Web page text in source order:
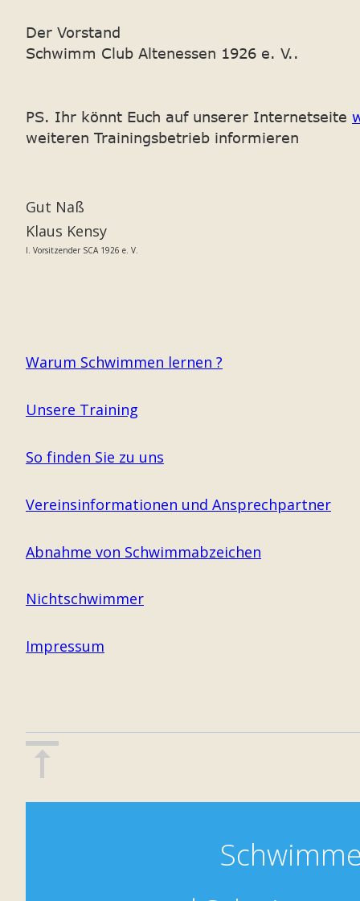
Der Vorstand
Schwimm Club Altenessen 1926 e. V..
PS. Ihr könnt Euch auf unserer Internetseite
weiteren Trainingsbetrieb informieren
Gut Naß
Klaus Kensy
I. Vorsitzender SCA 1926 e. V.
Warum Schwimmen lernen ?
Unsere Training
So finden Sie zu uns
Vereinsinformationen und Ansprechpartner
Abnahme von Schwimmabzeichen
Nichtschwimmer
Impressum